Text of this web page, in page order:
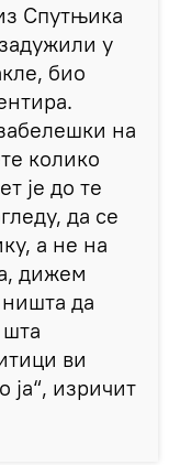
Спутњика
у
био
на
колико
је до те
да се
а не на
дижем
да
ви
ја“, изричит